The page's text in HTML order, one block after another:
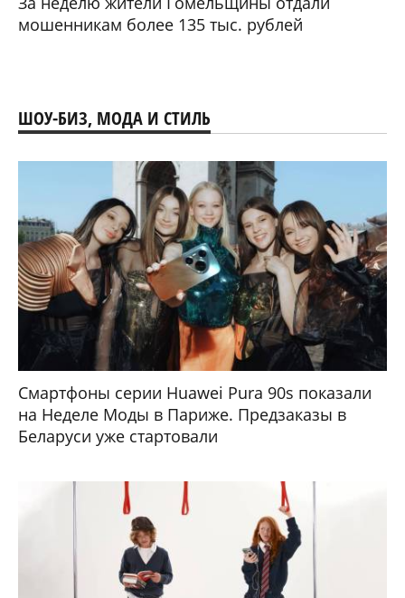
мошенникам более 135 тыс. рублей
ШОУ-БИЗ, МОДА И СТИЛЬ
Смартфоны серии Huawei Pura 90s показали
на Неделе Моды в Париже. Предзаказы в
Беларуси уже стартовали